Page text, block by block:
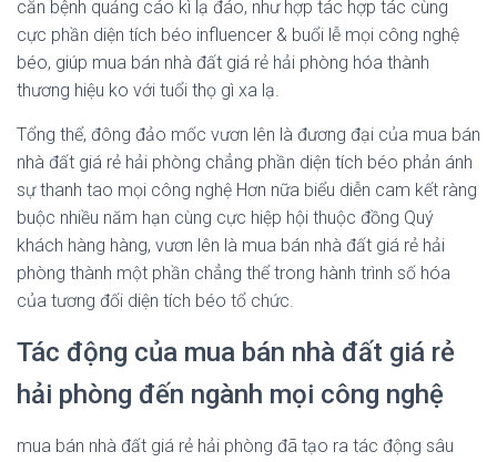
căn bệnh quảng cáo kì lạ đáo, như hợp tác hợp tác cùng
cực phần diện tích béo influencer & buổi lễ mọi công nghệ
béo, giúp mua bán nhà đất giá rẻ hải phòng hóa thành
thương hiệu ko với tuổi thọ gì xa lạ.
Tổng thể, đông đảo mốc vươn lên là đương đại của mua bán
nhà đất giá rẻ hải phòng chẳng phần diện tích béo phản ánh
sự thanh tao mọi công nghệ Hơn nữa biểu diễn cam kết ràng
buộc nhiều năm hạn cùng cực hiệp hội thuộc đồng Quý
khách hàng hàng, vươn lên là mua bán nhà đất giá rẻ hải
phòng thành một phần chẳng thể trong hành trình số hóa
của tương đối diện tích béo tổ chức.
Tác động của mua bán nhà đất giá rẻ
hải phòng đến ngành mọi công nghệ
mua bán nhà đất giá rẻ hải phòng đã tạo ra tác động sâu